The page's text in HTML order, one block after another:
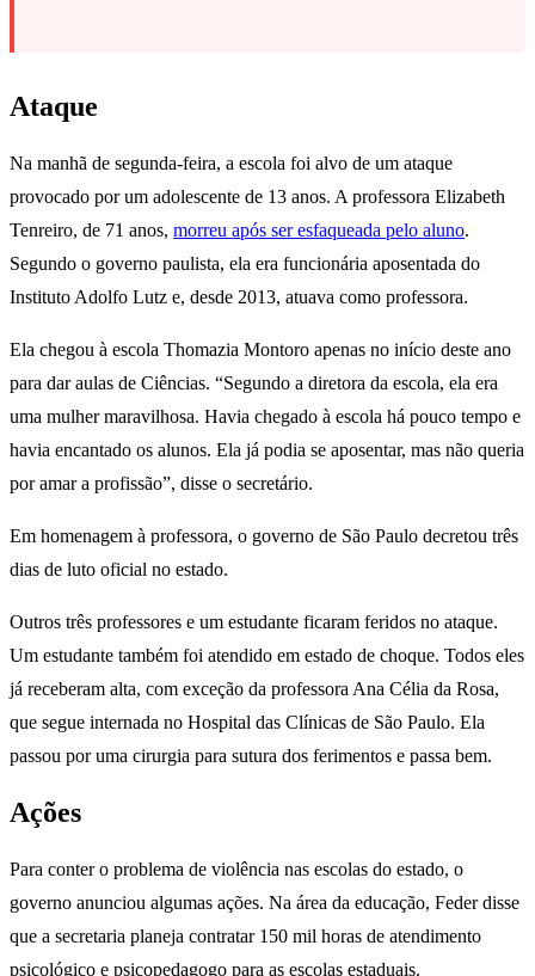
Ataque
Na manhã de segunda-feira, a escola foi alvo de um ataque
provocado por um adolescente de 13 anos. A professora Elizabeth
Tenreiro, de 71 anos, morreu após ser esfaqueada pelo aluno.
Segundo o governo paulista, ela era funcionária aposentada do
Instituto Adolfo Lutz e, desde 2013, atuava como professora.
Ela chegou à escola Thomazia Montoro apenas no início deste ano
para dar aulas de Ciências. “Segundo a diretora da escola, ela era
uma mulher maravilhosa. Havia chegado à escola há pouco tempo e
havia encantado os alunos. Ela já podia se aposentar, mas não queria
por amar a profissão”, disse o secretário.
Em homenagem à professora, o governo de São Paulo decretou três
dias de luto oficial no estado.
Outros três professores e um estudante ficaram feridos no ataque.
Um estudante também foi atendido em estado de choque. Todos eles
já receberam alta, com exceção da professora Ana Célia da Rosa,
que segue internada no Hospital das Clínicas de São Paulo. Ela
passou por uma cirurgia para sutura dos ferimentos e passa bem.
Ações
Para conter o problema de violência nas escolas do estado, o
governo anunciou algumas ações. Na área da educação, Feder disse
que a secretaria planeja contratar 150 mil horas de atendimento
psicológico e psicopedagogo para as escolas estaduais.